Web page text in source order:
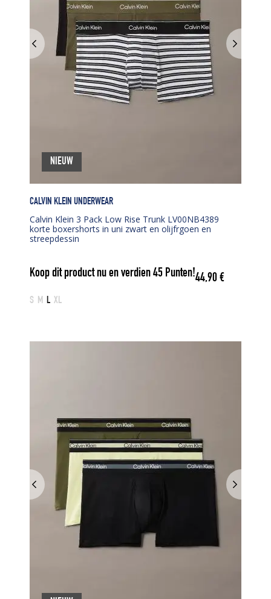
CALVIN KLEIN UNDERWEAR
Calvin Klein 3 Pack Low Rise Trunk LV00NB4389
korte boxershorts in uni zwart en olijfrgoen en
streepdessin
Koop dit product nu en verdien45 Punten!44,90€
S M L XL
NIEUW